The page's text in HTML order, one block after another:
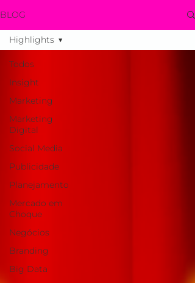
BLOG
Todos
Insight
Marketing
Marketing
Digital
Social Media
Publicidade
Planejamento
Mercado em
Choque
Negócios
Branding
Big Data
Highlights